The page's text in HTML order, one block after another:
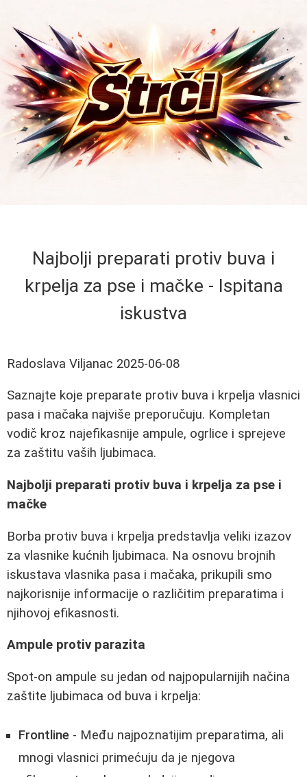
Najbolji preparati protiv buva i
krpelja za pse i mačke - Ispitana
iskustva
Radoslava Viljanac 2025-06-08
Saznajte koje preparate protiv buva i krpelja vlasnici
pasa i mačaka najviše preporučuju. Kompletan
vodič kroz najefikasnije ampule, ogrlice i sprejeve
za zaštitu vaših ljubimaca.
Najbolji preparati protiv buva i krpelja za pse i
mačke
Borba protiv buva i krpelja predstavlja veliki izazov
za vlasnike kućnih ljubimaca. Na osnovu brojnih
iskustava vlasnika pasa i mačaka, prikupili smo
najkorisnije informacije o različitim preparatima i
njihovoj efikasnosti.
Ampule protiv parazita
Spot-on ampule su jedan od najpopularnijih načina
zaštite ljubimaca od buva i krpelja:
Frontline - Među najpoznatijim preparatima, ali
mnogi vlasnici primećuju da je njegova